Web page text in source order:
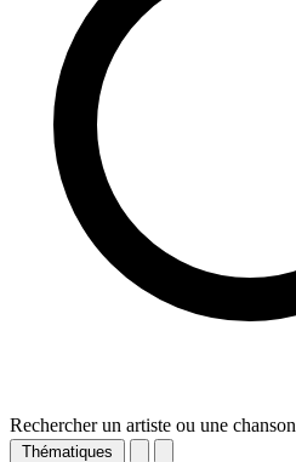
Rechercher un artiste ou une chanson
Thématiques